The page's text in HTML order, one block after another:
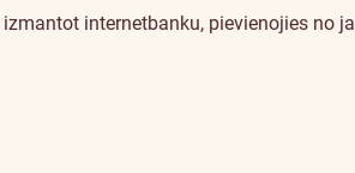
internetbanku, pievienojies no